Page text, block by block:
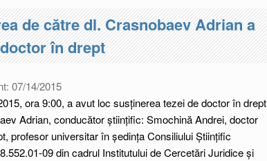
de către dl. Crasnobaev Adrian a
în drept
07/14/2015
ora 9:00, a avut loc susţinerea tezei de doctor în drept
Adrian, conducător ştiinţific: Smochină Andrei, doctor
profesor universitar în ședința Consiliului Științific
09 din cadrul Institutului de Cercetări Juridice și